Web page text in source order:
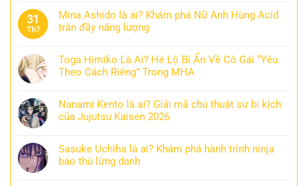
31
Th7
Mina Ashido là ai? Khám phá Nữ Anh Hùng Acid
tràn đầy năng lượng
Toga Himiko Là Ai? Hé Lộ Bí Ẩn Về Cô Gái “Yêu
Theo Cách Riêng” Trong MHA
Nanami Kento là ai? Giải mã chú thuật sư bi kịch
của Jujutsu Kaisen 2026
Sasuke Uchiha là ai? Khám phá hành trình ninja
báo thù lừng danh